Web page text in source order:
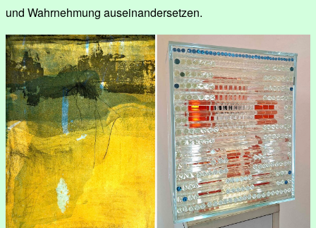
und Wahrnehmung auseinandersetzen.